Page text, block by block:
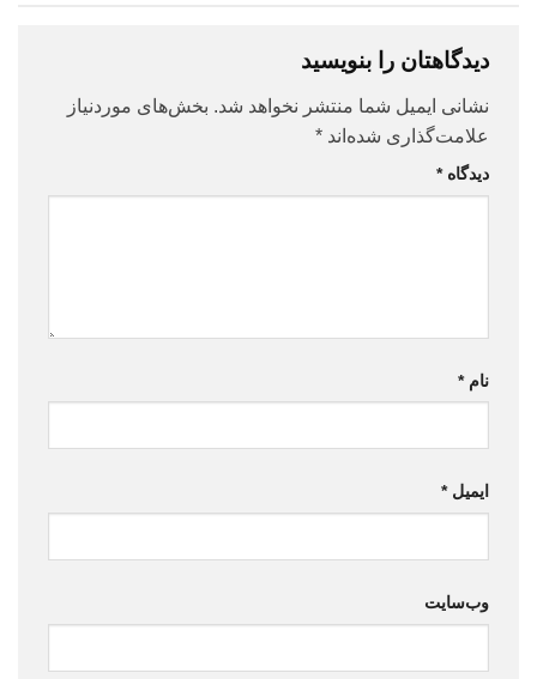
دیدگاهتان را بنویسید
نشانی ایمیل شما منتشر نخواهد شد. بخش‌های موردنیاز
علامت‌گذاری شده‌اند *
دیدگاه*
نام*
ایمیل*
وب‌سایت